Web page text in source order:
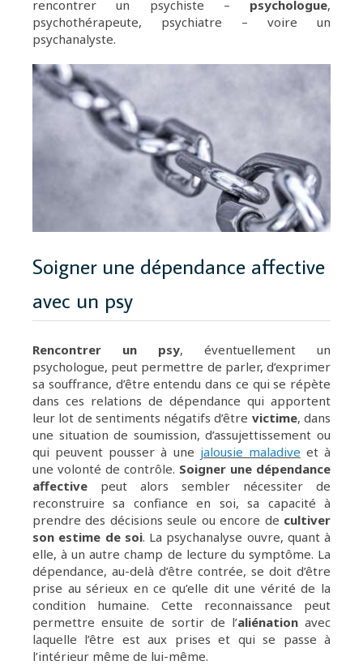
rencontrer un psychiste – psychologue,
psychothérapeute, psychiatre – voire un
psychanalyste.
Soigner une dépendance affective
avec un psy
Rencontrer un psy, éventuellement un
psychologue, peut permettre de parler, d’exprimer
sa souffrance, d’être entendu dans ce qui se répète
dans ces relations de dépendance qui apportent
leur lot de sentiments négatifs d’être victime, dans
une situation de soumission, d’assujettissement ou
qui peuvent pousser à une jalousie maladive et à
une volonté de contrôle. Soigner une dépendance
affective peut alors sembler nécessiter de
reconstruire sa confiance en soi, sa capacité à
prendre des décisions seule ou encore de cultiver
son estime de soi. La psychanalyse ouvre, quant à
elle, à un autre champ de lecture du symptôme. La
dépendance, au-delà d’être contrée, se doit d’être
prise au sérieux en ce qu’elle dit une vérité de la
condition humaine. Cette reconnaissance peut
permettre ensuite de sortir de l’aliénationavec
laquelle l’être est aux prises et qui se passe à
l’intérieur même de lui-même.